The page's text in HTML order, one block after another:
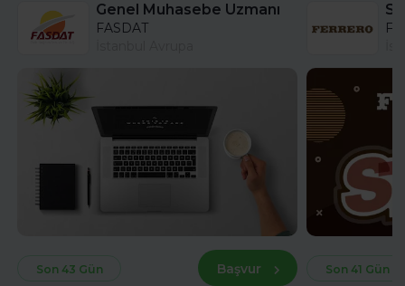
Genel Muhasebe Uzmanı
FASDAT
Son 43 Gün Başvur Son 41 Gün